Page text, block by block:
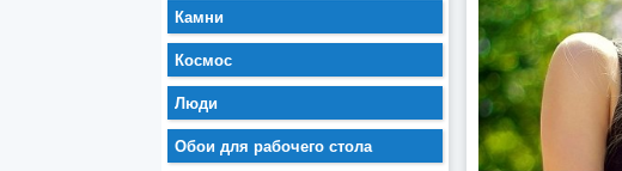
Камни
Космос
Люди
Обои для рабочего стола